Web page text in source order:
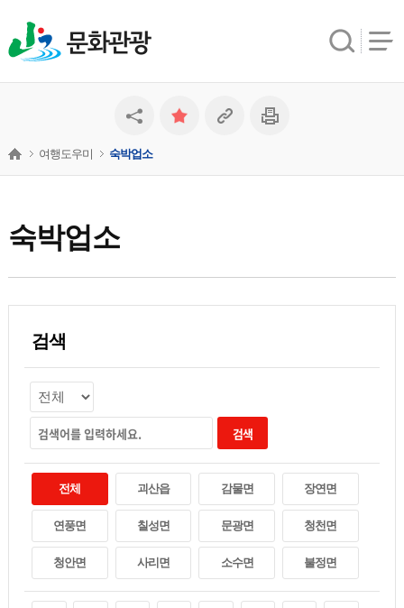
문화관광
숙박업소
여행도우미 숙박업소
검색
검색
전체 괴산읍 감물면 장연면
연풍면 칠성면 문광면 청천면
청안면 사리면 소수면 불정면